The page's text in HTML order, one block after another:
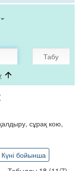
Табу
сұрақ кою,
Күні бойынша